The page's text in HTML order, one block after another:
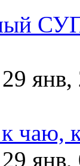
29 янв,
чаю,
29 янв,